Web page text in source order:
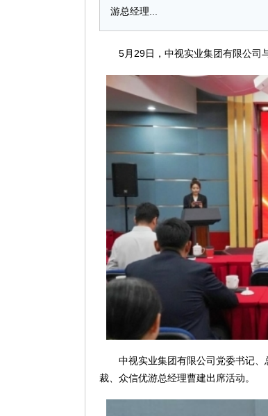
游总经理...
5月29日，中视实业集团有限公司
中视实业集团有限公司党委书记
裁、众信优游总经理曹建出席活动。